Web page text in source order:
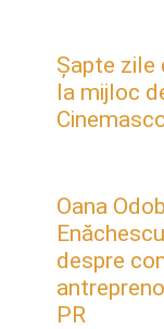
Șapte zile
la mijloc
Oana
despre
PR